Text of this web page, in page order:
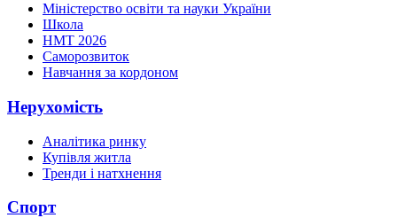
Міністерство освіти та науки України
Школа
НМТ 2026
Саморозвиток
Навчання за кордоном
Нерухомість
Аналітика ринку
Купівля житла
Тренди і натхнення
Спорт